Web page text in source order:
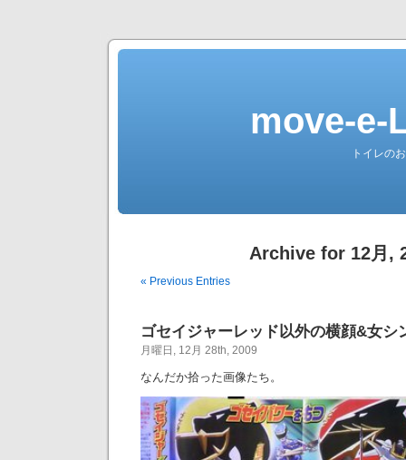
move-e-
トイレの
Archive for 12月,
« Previous Entries
ゴセイジャーレッド以外の横顔&女シ
月曜日, 12月 28th, 2009
なんだか拾った画像たち。